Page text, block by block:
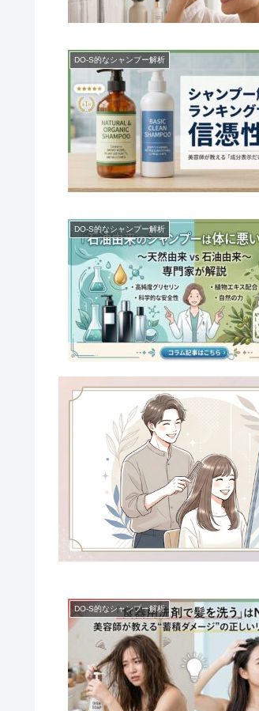
DO-S的なシャンプー解析
DO-S的なシャンプー解析
DO-S的なシャンプー解析